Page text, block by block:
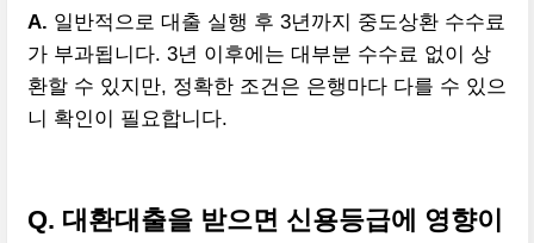
A. 일반적으로 대출 실행 후 3년까지 중도상환 수수료
가 부과됩니다. 3년 이후에는 대부분 수수료 없이 상
환할 수 있지만, 정확한 조건은 은행마다 다를 수 있으
니 확인이 필요합니다.
Q. 대환대출을 받으면 신용등급에 영향이